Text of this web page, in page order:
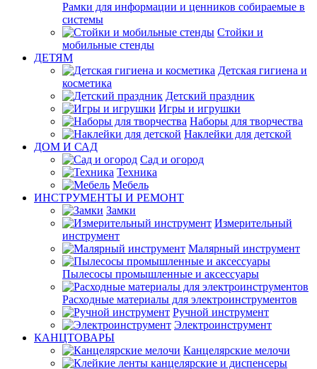
Рамки для информации и ценников собираемые в
системы
Стойки и
мобильные стенды
ДЕТЯМ
Детская гигиена и
косметика
Детский праздник
Игры и игрушки
Наборы для творчества
Наклейки для детской
ДОМ И САД
Сад и огород
Техника
Мебель
ИНСТРУМЕНТЫ И РЕМОНТ
Замки
Измерительный
инструмент
Малярный инструмент
Пылесосы промышленные и аксессуары
Расходные материалы для электроинструментов
Ручной инструмент
Электроинструмент
КАНЦТОВАРЫ
Канцелярские мелочи